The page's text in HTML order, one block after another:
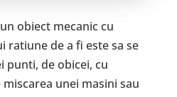
obiect mecanic cu
ratiune de a fi este sa se
punti, de obicei, cu
unei masini sau